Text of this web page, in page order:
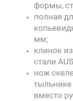
формы,
полная
мм;
клинок
стали
нож
вместо